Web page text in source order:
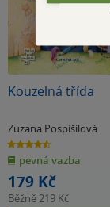
Kouzelná třída
Zuzana Pospíšilová
4.6
z
5
hvězdiček
pevná vazba
179 Kč
Běžně219 Kč